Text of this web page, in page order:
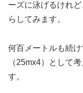
ーズに泳げるけれ
らしてみます。
何百メートルも続
（25mx4）として
す。